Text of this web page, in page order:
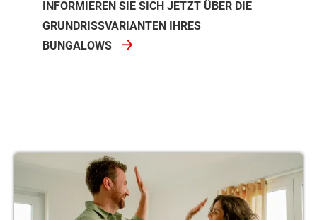
INFORMIEREN SIE SICH JETZT ÜBER DIE
GRUNDRISSVARIANTEN IHRES
BUNGALOWS